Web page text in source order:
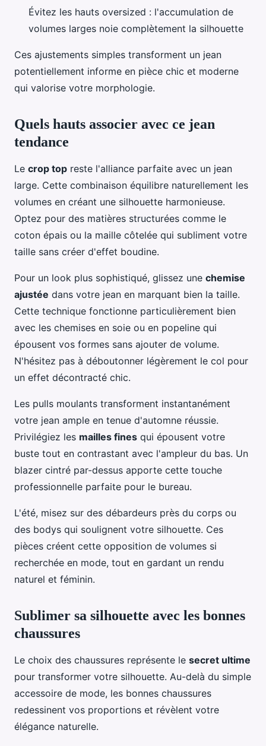
Évitez les hauts oversized : l'accumulation de
volumes larges noie complètement la silhouette
Ces ajustements simples transforment un jean
potentiellement informe en pièce chic et moderne
qui valorise votre morphologie.
Quels hauts associer avec ce jean
tendance
Le crop top reste l'alliance parfaite avec un jean
large. Cette combinaison équilibre naturellement les
volumes en créant une silhouette harmonieuse.
Optez pour des matières structurées comme le
coton épais ou la maille côtelée qui subliment votre
taille sans créer d'effet boudine.
Pour un look plus sophistiqué, glissez une chemise
ajustée dans votre jean en marquant bien la taille.
Cette technique fonctionne particulièrement bien
avec les chemises en soie ou en popeline qui
épousent vos formes sans ajouter de volume.
N'hésitez pas à déboutonner légèrement le col pour
un effet décontracté chic.
Les pulls moulants transforment instantanément
votre jean ample en tenue d'automne réussie.
Privilégiez les mailles fines qui épousent votre
buste tout en contrastant avec l'ampleur du bas. Un
blazer cintré par-dessus apporte cette touche
professionnelle parfaite pour le bureau.
L'été, misez sur des débardeurs près du corps ou
des bodys qui soulignent votre silhouette. Ces
pièces créent cette opposition de volumes si
recherchée en mode, tout en gardant un rendu
naturel et féminin.
Sublimer sa silhouette avec les bonnes
chaussures
Le choix des chaussures représente le secret ultime
pour transformer votre silhouette. Au-delà du simple
accessoire de mode, les bonnes chaussures
redessinent vos proportions et révèlent votre
élégance naturelle.